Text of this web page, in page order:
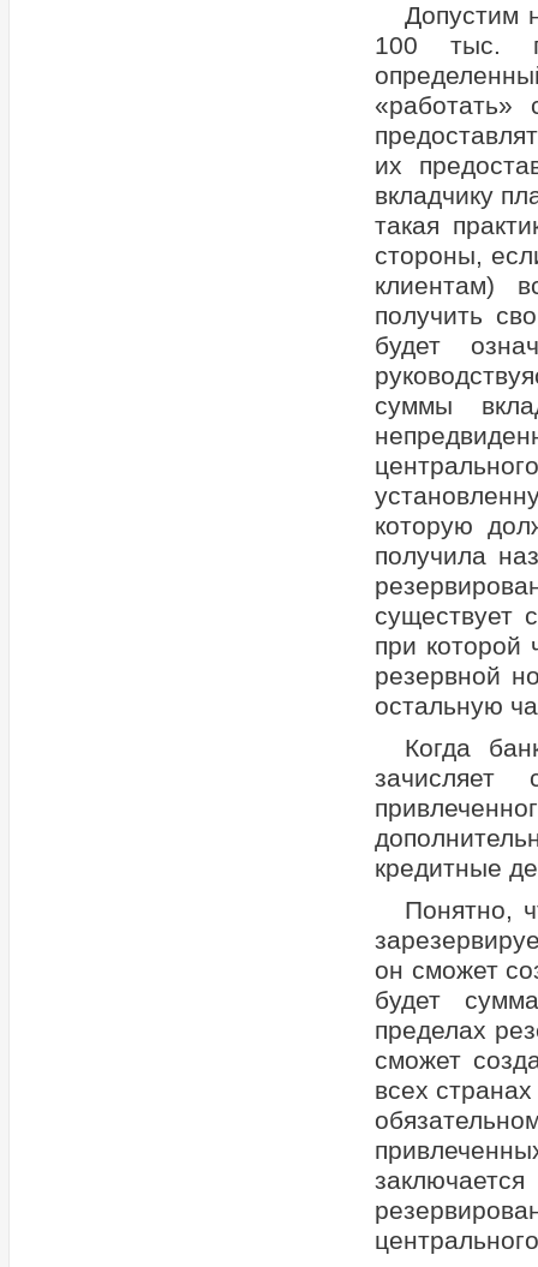
Допустим
100 тыс.
их
вкладчику
такая
стороны,
клиентам)
получить
будет
суммы
которую
получила
существует
при которой
резервной
остальную
Когда
кредитные
Понятно,
он сможет
будет
пределах
сможет
всех